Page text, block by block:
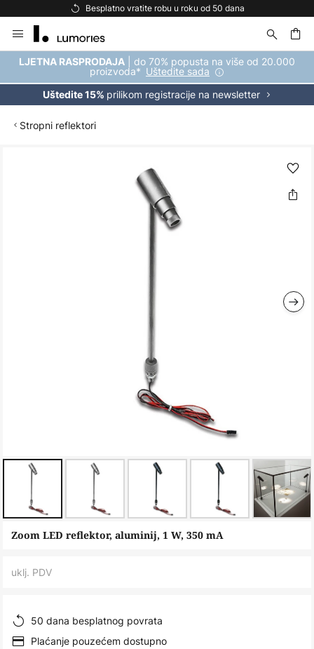
Besplatno vratite robu u roku od 50 dana
to
Content
LJETNA RASPRODAJA | do 70% popusta na više od 20.000
proizvoda* Uštedite sada
Uštedite 15% prilikom registracije na newsletter
Stropni reflektori
Skip
beginning
the
images
Zoom LED reflektor, aluminij, 1 W, 350 mA
uklj. PDV
50 dana besplatnog povrata
Plaćanje pouzećem dostupno